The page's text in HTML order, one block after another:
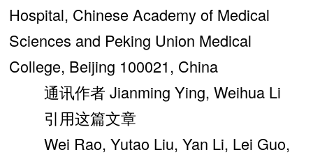
Hospital, Chinese Academy of Medical
Sciences and Peking Union Medical
College, Beijing 100021, China
通讯作者 Jianming Ying, Weihua Li
引用这篇文章
Wei Rao, Yutao Liu, Yan Li, Lei Guo,